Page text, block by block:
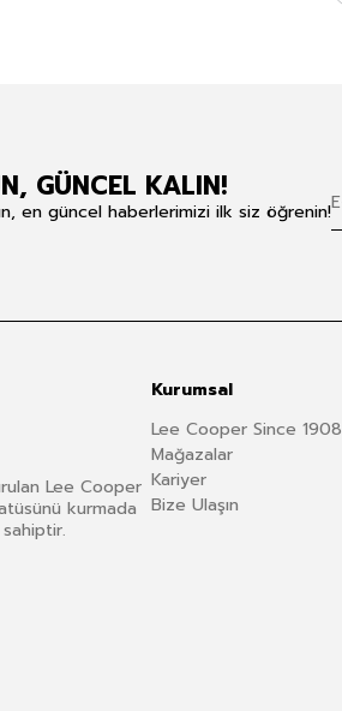
GÜNCEL KALIN!
en güncel haberlerimizi ilk siz öğrenin!
Lee Cooper
kurmada
Kurumsal
Lee Cooper Since 1908
Mağazalar
Kariyer
Bize Ulaşın